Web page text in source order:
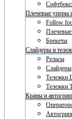
Плечевые упоры
Follow
Брекеты
Слайдеры и
Рельсы
Слайдеры
Тележки
Тележки
Краны и